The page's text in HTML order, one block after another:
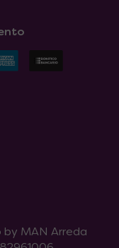
by MAN Arreda